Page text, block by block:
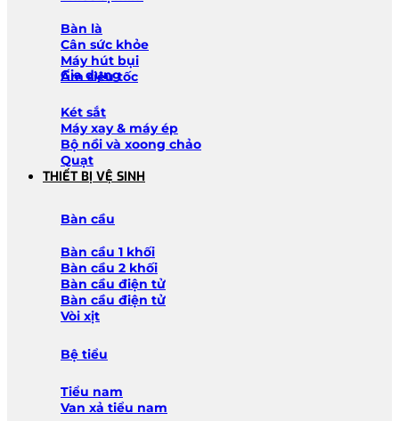
Bàn là
Cân sức khỏe
Máy hút bụi
Ấm siêu tốc
Gia dụng
Két sắt
Máy xay & máy ép
Bộ nồi và xoong chảo
Quạt
THIẾT BỊ VỆ SINH
Bàn cầu
Bàn cầu 1 khối
Bàn cầu 2 khối
Bàn cầu điện tử
Bàn cầu điện tử
Vòi xịt
Bệ tiểu
Tiểu nam
Van xả tiểu nam